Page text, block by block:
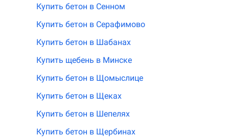
Купить бетон в Сенном
Купить бетон в Серафимово
Купить бетон в Шабанах
Купить щебень в Минске
Купить бетон в Щомыслице
Купить бетон в Щеках
Купить бетон в Шепелях
Купить бетон в Щербинах